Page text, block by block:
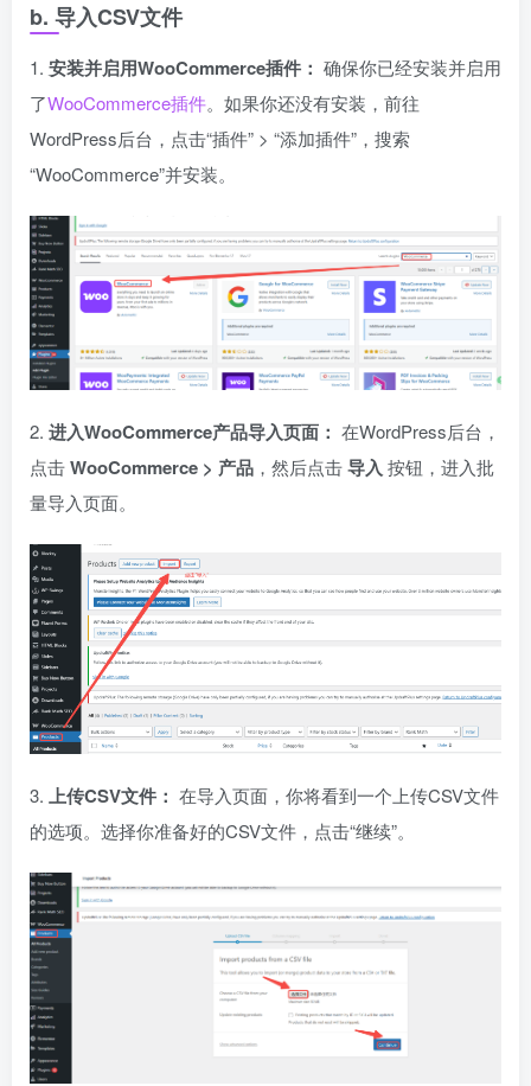
b. 导入CSV文件
1. 安装并启用WooCommerce插件： 确保你已经安装并启用
了WooCommerce插件。如果你还没有安装，前往
WordPress后台，点击“插件” > “添加插件”，搜索
“WooCommerce”并安装。
2. 进入WooCommerce产品导入页面： 在WordPress后台，
点击WooCommerce > 产品 ，然后点击导入 按钮，进入批
量导入页面。
3. 上传CSV文件： 在导入页面，你将看到一个上传CSV文件
的选项。选择你准备好的CSV文件，点击“继续”。